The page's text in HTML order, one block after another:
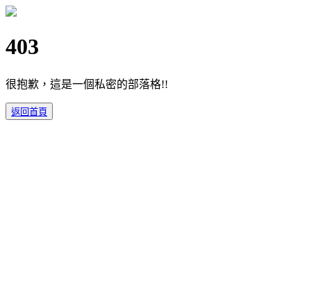
403
很抱歉，這是一個私密的部落格!!
返回首頁